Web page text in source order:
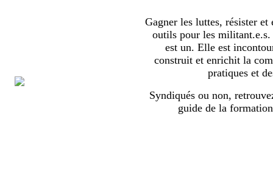
Gagner les luttes, résister et
outils pour les
est un. Elle est
construit et enrichit la
pratiques et
Syndiqués ou non,
guide de la